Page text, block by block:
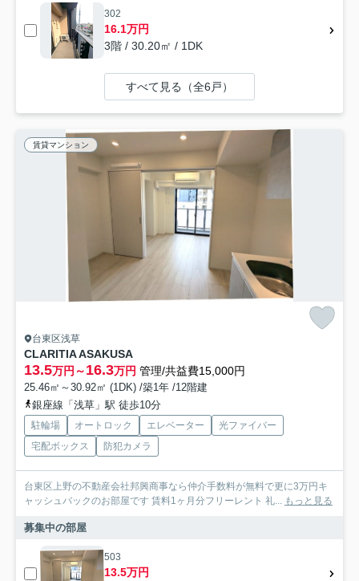
302
16.1万円
3階 / 30.20㎡ / 1DK
すべて見る（全6戸）
賃貸マンション
台東区浅草
CLARITIA ASAKUSA
13.5万円～16.3万円 管理/共益費15,000円
25.46㎡～30.92㎡ (1DK) /築1年 /12階建
銀座線「浅草」駅 徒歩10分
駐輪場 オートロック エレベーター
光ファイバー
宅配ボックス
防犯カメラ
台東区上野の不動産会社邦興商事なら仲介手数料が無料で更に3万円キ
ャッシュバックのお部屋です 賃料1ヶ月分フリーレント 礼... もっと見る
募集中の部屋
503
13.5万円